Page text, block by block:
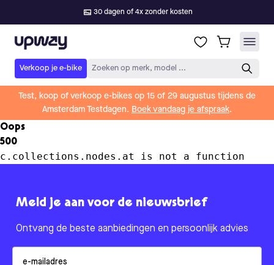
30 dagen of 4x zonder kosten
Upway
Verkoop je e-bike Zoeken op merk, model ...
Test, koop of verkoop e-bikes op 15 of 29 augustus tijdens de
Amsterdam Testdagen. Boek vandaag je afspraak.
Oops
500
c.collections.nodes.at is not a function
Meld je aan voor de nieuwsbrief
Ontvang de beste aanbiedingen en persoonlijk advies